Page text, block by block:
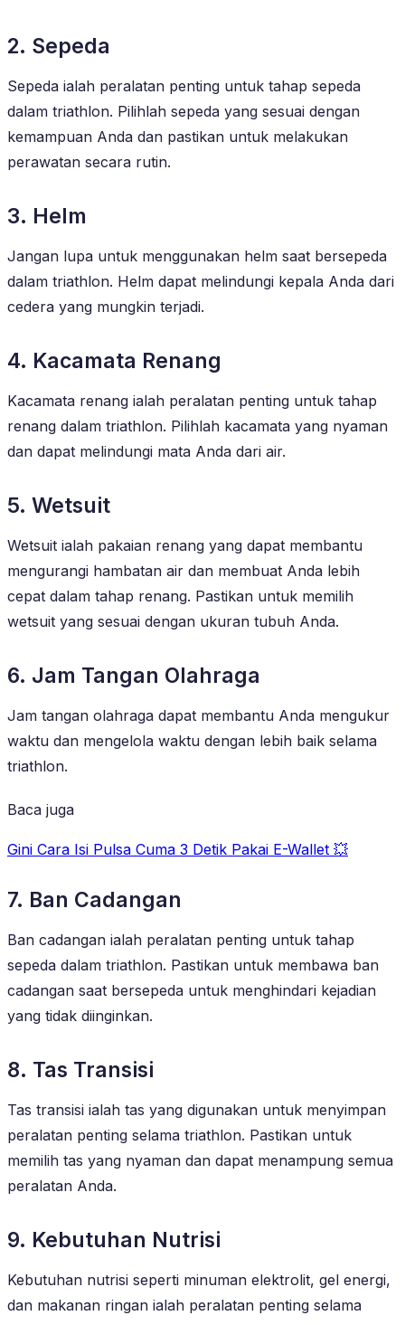
2. Sepeda
Sepeda ialah peralatan penting untuk tahap sepeda
dalam triathlon. Pilihlah sepeda yang sesuai dengan
kemampuan Anda dan pastikan untuk melakukan
perawatan secara rutin.
3. Helm
Jangan lupa untuk menggunakan helm saat bersepeda
dalam triathlon. Helm dapat melindungi kepala Anda dari
cedera yang mungkin terjadi.
4. Kacamata Renang
Kacamata renang ialah peralatan penting untuk tahap
renang dalam triathlon. Pilihlah kacamata yang nyaman
dan dapat melindungi mata Anda dari air.
5. Wetsuit
Wetsuit ialah pakaian renang yang dapat membantu
mengurangi hambatan air dan membuat Anda lebih
cepat dalam tahap renang. Pastikan untuk memilih
wetsuit yang sesuai dengan ukuran tubuh Anda.
6. Jam Tangan Olahraga
Jam tangan olahraga dapat membantu Anda mengukur
waktu dan mengelola waktu dengan lebih baik selama
triathlon.
Baca juga
Gini Cara Isi Pulsa Cuma 3 Detik Pakai E-Wallet 💥
7. Ban Cadangan
Ban cadangan ialah peralatan penting untuk tahap
sepeda dalam triathlon. Pastikan untuk membawa ban
cadangan saat bersepeda untuk menghindari kejadian
yang tidak diinginkan.
8. Tas Transisi
Tas transisi ialah tas yang digunakan untuk menyimpan
peralatan penting selama triathlon. Pastikan untuk
memilih tas yang nyaman dan dapat menampung semua
peralatan Anda.
9. Kebutuhan Nutrisi
Kebutuhan nutrisi seperti minuman elektrolit, gel energi,
dan makanan ringan ialah peralatan penting selama